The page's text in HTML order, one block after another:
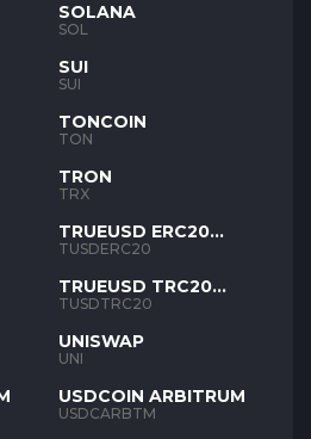
SOLANA
SOL
SUI
SUI
TONCOIN
TON
TRON
TRX
TRUEUSD ERC20
TUSD
TUSDERC20
TRUEUSD TRC20
TUSD
TUSDTRC20
UNISWAP
UNI
USDCOIN ARBITRUM
USDCARBTM